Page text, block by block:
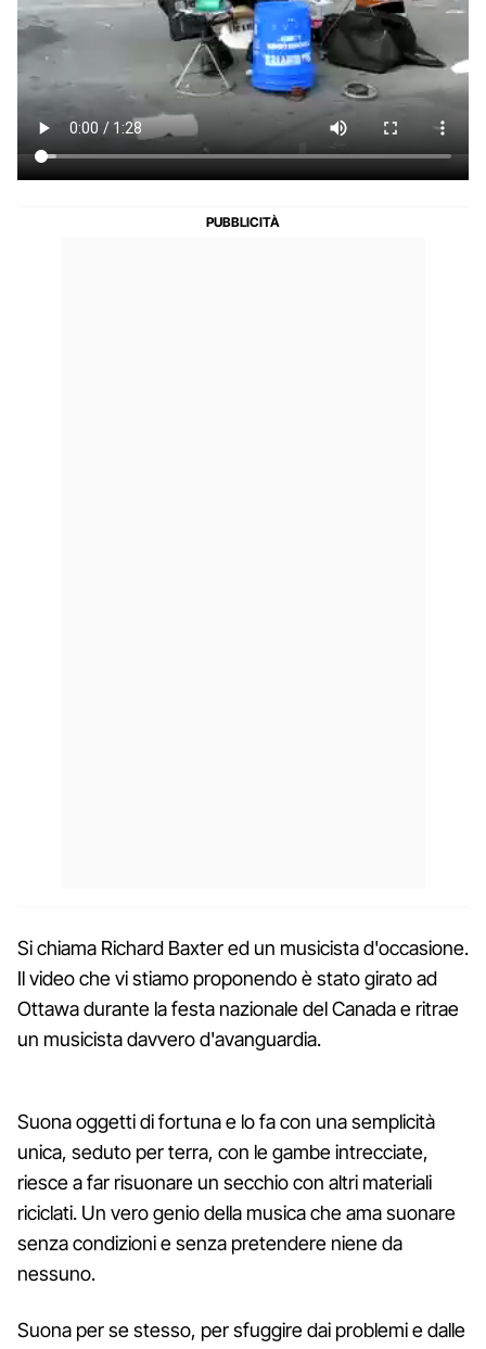
Si chiama Richard Baxter ed un musicista d'occasione.
Il video che vi stiamo proponendo è stato girato ad
Ottawa durante la festa nazionale del Canada e ritrae
un musicista davvero d'avanguardia.
Suona oggetti di fortuna e lo fa con una semplicità
unica, seduto per terra, con le gambe intrecciate,
riesce a far risuonare un secchio con altri materiali
riciclati. Un vero genio della musica che ama suonare
senza condizioni e senza pretendere niene da
nessuno.
Suona per se stesso, per sfuggire dai problemi e dalle